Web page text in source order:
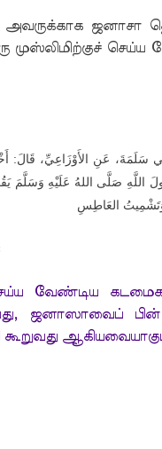
அவருக்காக ஜனாசா
முஸ்லிமிற்குச்
سَلَمَةَ، عَنِ الأَوْزَاعِيِّ،
صَلَّى اللهُ عَلَيْهِ وَسَلَّمَ
وَتَشْمِيتُ العَاطِسِ
வேண்டிய
ஜனாஸாவைப்